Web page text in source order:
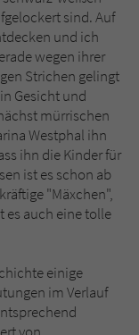
sind. Auf
und ich
wegen ihrer
Strichen gelingt
Gesicht und
mürrischen
Westphal ihn
ihn die Kinder für
ist es schon ab
"Mäxchen",
es auch eine tolle
einige
im Verlauf